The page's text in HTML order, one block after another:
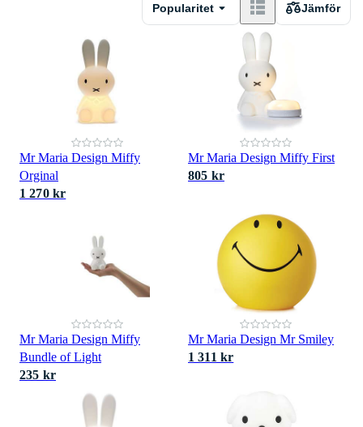
Popularitet Jämför
Mr Maria Design Miffy
Orginal
1 270 kr
Mr Maria Design Miffy First
805 kr
Mr Maria Design Miffy
Bundle of Light
235 kr
Mr Maria Design Mr Smiley
1 311 kr